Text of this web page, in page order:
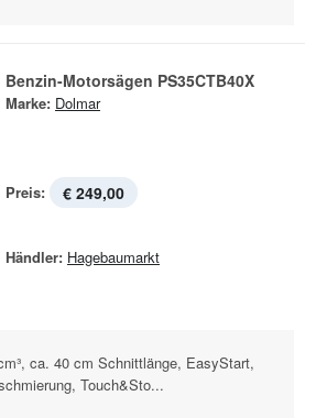
Benzin-Motorsägen PS35CTB40X
Marke: Dolmar
Preis: € 249,00
Händler: Hagebaumarkt
ca. 40 cm Schnittlänge, EasyStart,
Touch&Sto...